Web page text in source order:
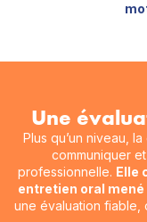
Une
Plus qu’un niveau,
communiquer
professionnelle. Elle
entretien oral
une évaluation fiable,